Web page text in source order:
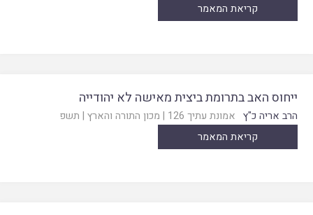
קריאת המאמר
ייחוס האב בתרומת ביצית מאישה לא יהודייה
הרב אריה כ"ץ אמונת עתיך 126 | מכון התורה והארץ | תשפ
קריאת המאמר